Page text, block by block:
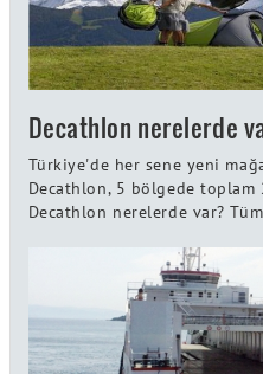
Decathlon nerelerde
Türkiye'de her sene yeni
Decathlon, 5 bölgede toplam
Decathlon nerelerde var?